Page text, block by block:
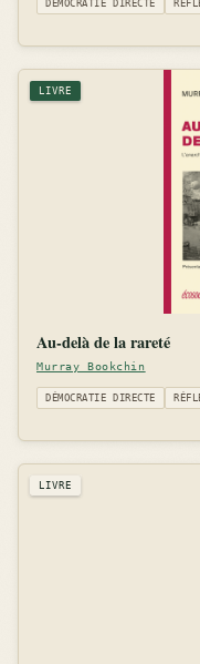
DÉMOCRATIE DIRECTE
LIVRE
Au-delà de la rareté
Murray Bookchin
DÉMOCRATIE DIRECTE
LIVRE